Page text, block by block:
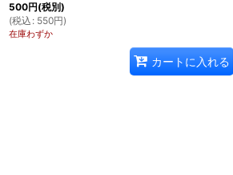
500円(税別)
(税込 : 550円)
在庫わずか
カートに入れる